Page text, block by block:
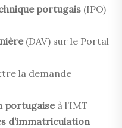
portugais (IPO)
(DAV) sur le Portal
la demande
portugaiseà l’IMT
d’immatriculation